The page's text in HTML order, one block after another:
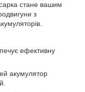
стане вашим
з
ефективну
акумулятор